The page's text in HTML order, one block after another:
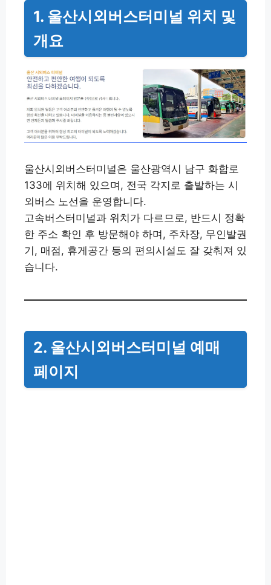
1. 울산시외버스터미널 위치 및
개요
울산시외버스터미널은 울산광역시 남구 화합로
133에 위치해 있으며, 전국 각지로 출발하는 시
외버스 노선을 운영합니다.
고속버스터미널과 위치가 다르므로, 반드시 정확
한 주소 확인 후 방문해야 하며, 주차장, 무인발권
기, 매점, 휴게공간 등의 편의시설도 잘 갖춰져 있
습니다.
2. 울산시외버스터미널 예매
페이지